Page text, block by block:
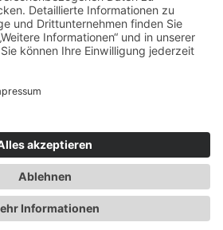
Links
Datenschutz
Reiseoasen.de
Community|Cookie-Einstellungen